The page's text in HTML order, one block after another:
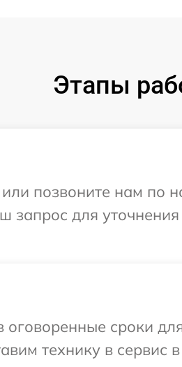
Этапы
позвоните нам по
для
оговоренные сроки
технику в сервис